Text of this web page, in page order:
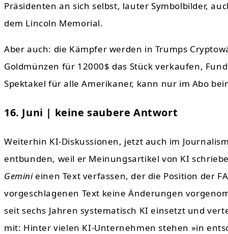
Präsidenten an sich selbst, lauter Symbolbilder,
dem Lincoln Memorial.
Aber auch: die Kämpfer werden in Trumps
Goldmünzen für 12000$ das Stück verkaufen,
Spektakel für alle Amerikaner, kann nur im Abo
16. Juni | keine saubere Antwort
Weiterhin KI-Diskussionen, jetzt auch im
entbunden, weil er Meinungsartikel von KI
Geminieinen Text verfassen, der die Position der
vorgeschlagenen Text keine Änderungen
seit sechs Jahren systematisch KI einsetzt und
mit: Hinter vielen KI-Unternehmen stehen »in